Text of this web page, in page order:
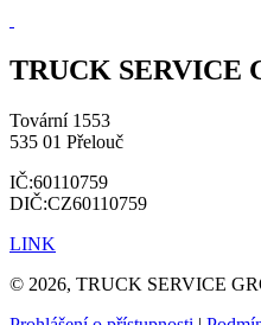
TRUCK SERVICE
Tovární 1553
535 01 Přelouč
IČ:60110759
DIČ:CZ60110759
LINK
© 2026, TRUCK SERVICE